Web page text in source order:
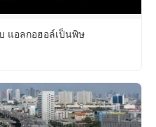
แอลกอฮอล์เป็นพิษ